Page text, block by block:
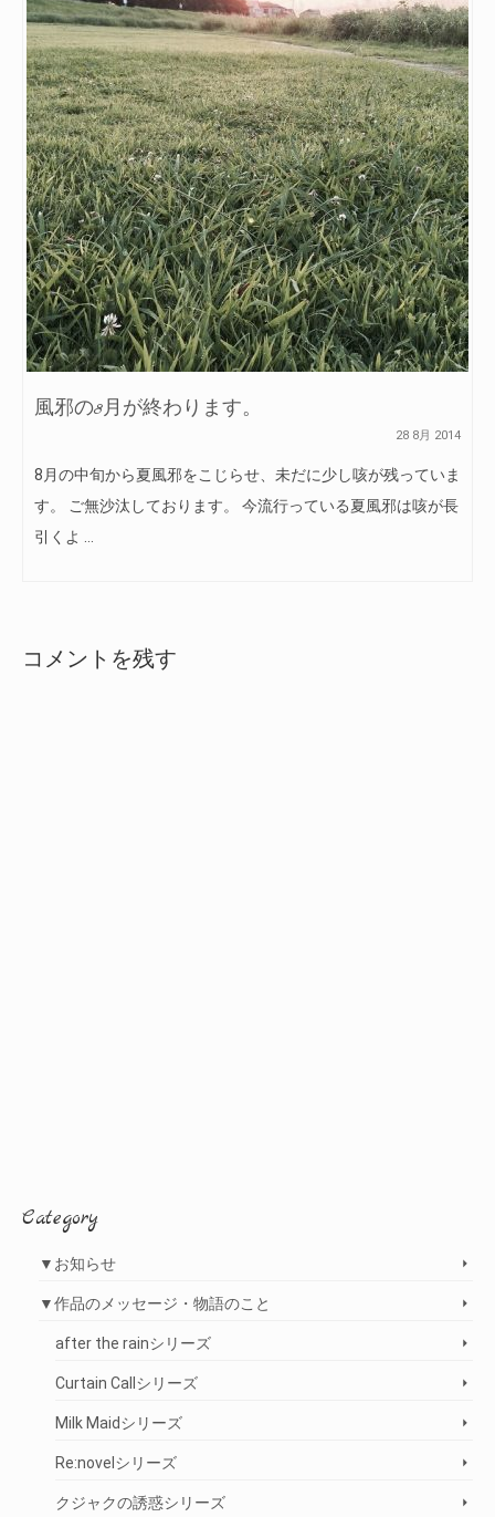
風邪の8月が終わります。
28 8月 2014
8月の中旬から夏風邪をこじらせ、未だに少し咳が残っていま
す。 ご無沙汰しております。 今流行っている夏風邪は咳が長
引くよ …
コメントを残す
Category
▼お知らせ
▼作品のメッセージ・物語のこと
after the rainシリーズ
Curtain Callシリーズ
Milk Maidシリーズ
Re:novelシリーズ
クジャクの誘惑シリーズ